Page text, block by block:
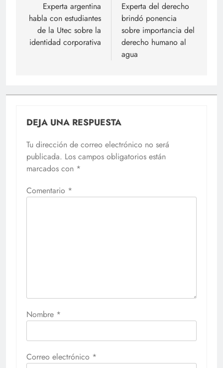
entradas
Experta argentina
habla con estudiantes
de la Utec sobre la
identidad corporativa
Experta del derecho
brindó ponencia
sobre importancia del
derecho humano al
agua
DEJA UNA RESPUESTA
Tu dirección de correo electrónico no será
publicada. Los campos obligatorios están
marcados con *
Comentario *
Nombre *
Correo electrónico *